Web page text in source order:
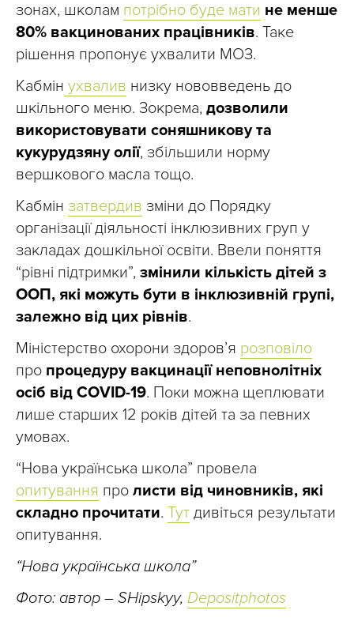
зонах, школам потрібно буде мати не менше
80% вакцинованих працівників. Таке
рішення пропонує ухвалити МОЗ.
Кабмін ухвалив низку нововведень до
шкільного меню. Зокрема, дозволили
використовувати соняшникову та
кукурудзяну олії, збільшили норму
вершкового масла тощо.
Кабмін затвердив зміни до Порядку
організації діяльності інклюзивних груп у
закладах дошкільної освіти. Ввели поняття
“рівні підтримки”, змінили кількість дітей з
ООП, які можуть бути в інклюзивній групі,
залежно від цих рівнів.
Міністерство охорони здоров’я розповіло
про процедуру вакцинації неповнолітніх
осіб від COVID-19. Поки можна щеплювати
лише старших 12 років дітей та за певних
умовах.
“Нова українська школа” провела
опитування про листи від чиновників, які
складно прочитати. Тут дивіться результати
опитування.
“Нова українська школа”
Фото: автор – SHipskyy, Depositphotos